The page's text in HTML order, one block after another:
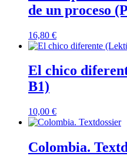
de un proceso
16,80 €
El chico
B1)
10,00 €
Colombia.